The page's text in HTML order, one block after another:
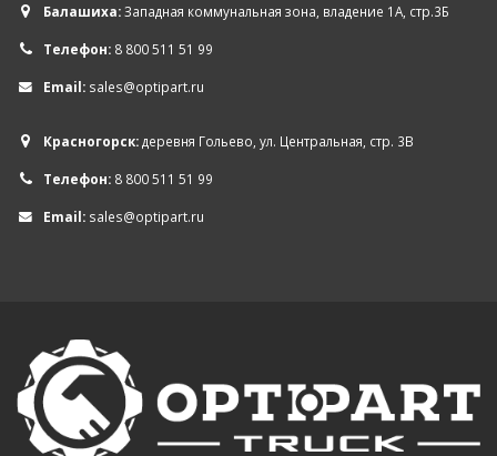
Балашиха:Западная коммунальная зона, владение 1А, стр.3Б
Телефон: 8 800 511 51 99
Email: sales@optipart.ru
Красногорск:деревня Гольево, ул. Центральная, стр. 3В
Телефон: 8 800 511 51 99
Email: sales@optipart.ru